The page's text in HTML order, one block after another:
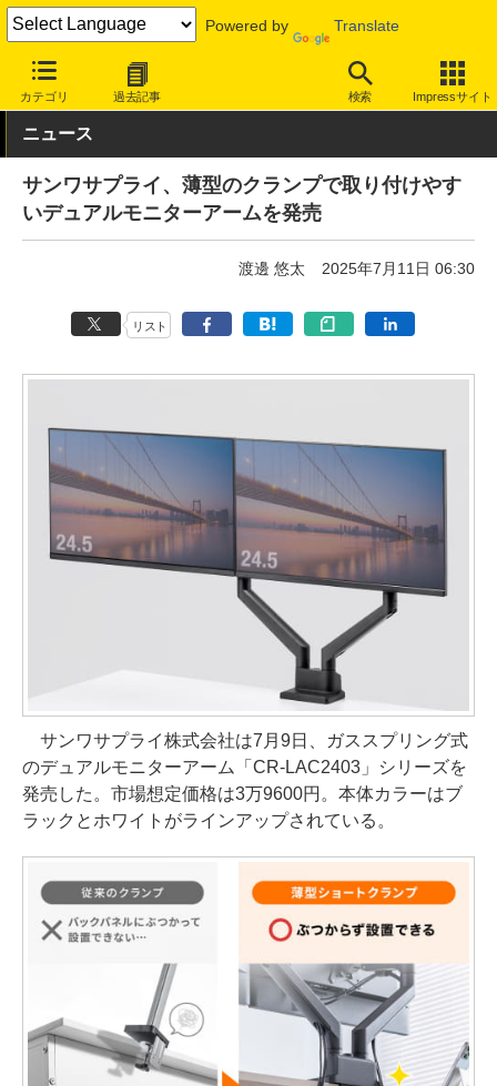
Powered by Translate
カテゴリ 過去記事 検索 Impressサイト
INTERNET Watch ハードウェア
ニュース
サンワサプライ、薄型のクランプで取り付けやす
いデュアルモニターアームを発売
渡邊 悠太 2025年7月11日 06:30
リスト
サンワサプライ株式会社は7月9日、ガススプリング式
のデュアルモニターアーム「CR-LAC2403」シリーズを
発売した。市場想定価格は3万9600円。本体カラーはブ
ラックとホワイトがラインアップされている。